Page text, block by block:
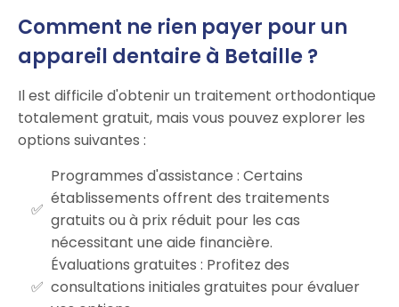
Comment ne rien payer pour un
appareil dentaire à Betaille ?
Il est difficile d'obtenir un traitement orthodontique
totalement gratuit, mais vous pouvez explorer les
options suivantes :
Programmes d'assistance : Certains
établissements offrent des traitements
gratuits ou à prix réduit pour les cas
nécessitant une aide financière.
Évaluations gratuites : Profitez des
consultations initiales gratuites pour évaluer